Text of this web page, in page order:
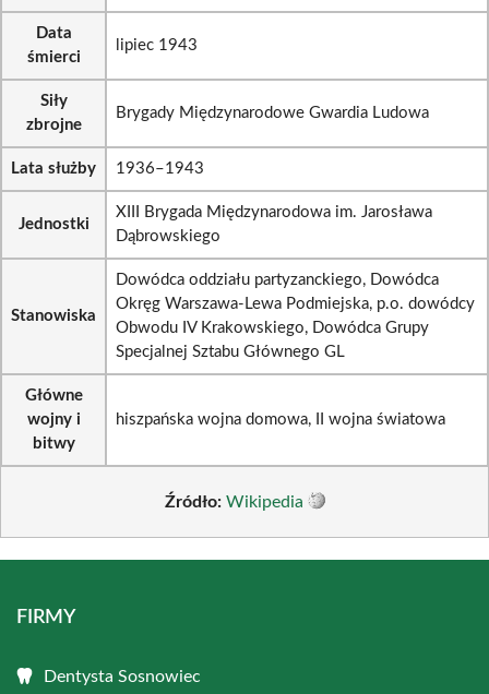
Data
śmierci
lipiec 1943
Siły
zbrojne
Brygady Międzynarodowe Gwardia Ludowa
Lata służby 1936–1943
Jednostki
XIII Brygada Międzynarodowa im. Jarosława
Dąbrowskiego
Stanowiska
Dowódca oddziału partyzanckiego, Dowódca
Okręg Warszawa-Lewa Podmiejska, p.o. dowódcy
Obwodu IV Krakowskiego, Dowódca Grupy
Specjalnej Sztabu Głównego GL
Główne
wojny i
bitwy
hiszpańska wojna domowa, II wojna światowa
Źródło: Wikipedia
FIRMY
Dentysta Sosnowiec